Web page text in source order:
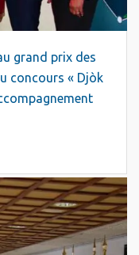
grand prix des
concours « Djòk